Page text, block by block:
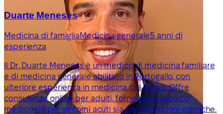
Duarte Meneses
Medicina di famigliaMedicina generale5 anni di
esperienza
Il Dr. Duarte Meneses è un medico di medicina familiare
e di medicina generale abilitato in Portogallo, con
ulteriore esperienza in medicina del lavoro. Offre
consulenze online per adulti, fornendo supporto
medico sia per sintomi acuti sia per condizioni croniche.